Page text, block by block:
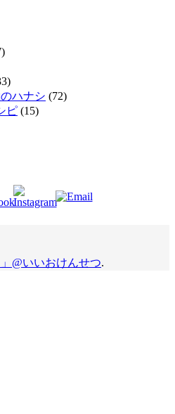
ハナシ (72)
ピ (15)
@いいおけんせつ.